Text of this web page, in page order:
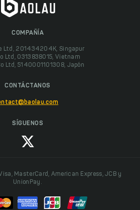
COMPAÑÍA
Ltd, 201434204K, Singapur
Ltd, 0313838015, Vietnam
Ltd, 5140001101308, Japón
CONTÁCTANOS
SÍGUENOS
MasterCard, American Express, JCB y
UnionPay.